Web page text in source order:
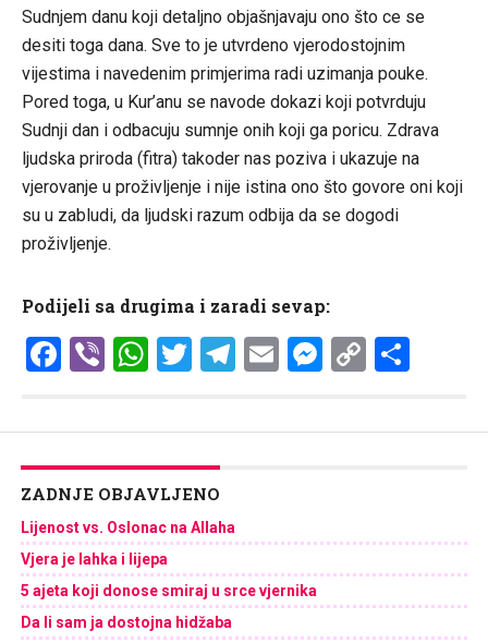
Sudnjem danu koji detaljno objašnjavaju ono što ce se
desiti toga dana. Sve to je utvrdeno vjerodostojnim
vijestima i navedenim primjerima radi uzimanja pouke.
Pored toga, u Kur’anu se navode dokazi koji potvrduju
Sudnji dan i odbacuju sumnje onih koji ga poricu. Zdrava
ljudska priroda (fitra) takoder nas poziva i ukazuje na
vjerovanje u proživljenje i nije istina ono što govore oni koji
su u zabludi, da ljudski razum odbija da se dogodi
proživljenje.
Podijeli sa drugima i zaradi sevap:
Facebook
ViberWhatsApp
Twitter
Telegram
EmailCopy
ZADNJE OBJAVLJENO
Lijenost vs. Oslonac na Allaha
Vjera je lahka i lijepa
5 ajeta koji donose smiraj u srce vjernika
Da li sam ja dostojna hidžaba